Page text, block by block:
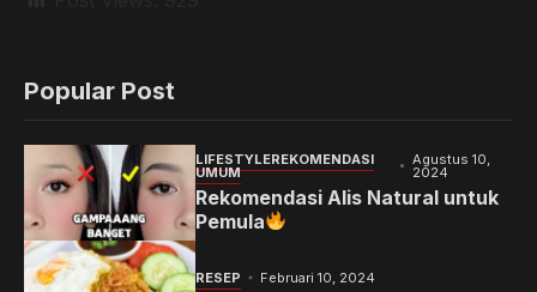
Popular Post
LIFESTYLEREKOMENDASI
UMUM
Agustus 10,
2024
Rekomendasi Alis Natural untuk
Pemula
RESEP Februari 10, 2024